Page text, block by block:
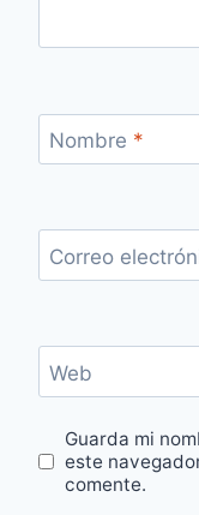
Nombre *
Correo
Web
Guarda mi
este
comente.